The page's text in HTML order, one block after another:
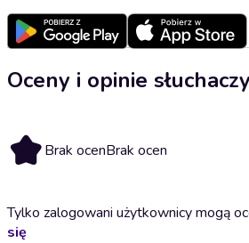
Oceny i opinie słuchaczy
Brak ocenBrak ocen
Tylko zalogowani użytkownicy mogą
się